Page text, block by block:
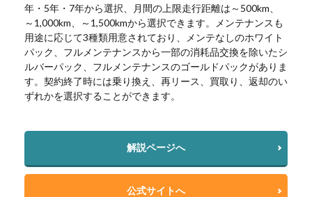
年・5年・7年から選択、月間の上限走行距離は～500km、
～1,000km、～1,500kmから選択できます。メンテナンスも
用途に応じて3種類用意されており、メンテなしのホワイト
パック、フルメンテナンスから一部の消耗品交換を除いたシ
ルバーパック、フルメンテナンスのゴールドパックがありま
す。契約終了時には乗り換え、再リース、買取り、返却のい
ずれかを選択することができます。
解説ページへ
公式サイトへ